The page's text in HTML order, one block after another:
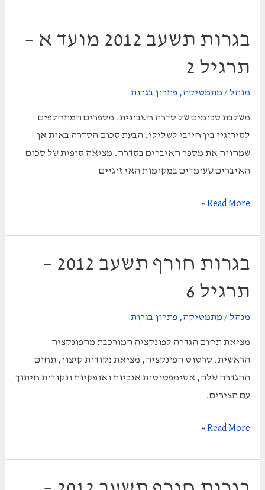
מועד
תרגיל
בגרות תשעב 2012 מועד א –
תרגיל 2
מנהל/ מתמטיקה, פתרון בגרות
משלבת סכומים של סדרה חשבונית. מספרים המתחלפים
לסירוגין בין חיובי לשלילי. הבעת סכום הסדרה באות אן
שמהווה את מספר האיברים בסדרה. מציאה סופית של סכום
האיברים שעומדים במקומות האי זוגיים
בגרות
2012
מועד
–
Read More »
בגרות חורף תשעב 2012 –
תרגיל 6
מנהל/ מתמטיקה, פתרון בגרות
מציאת תחום הגדרה לפונקציה המורכבת מהפונקציה
הראשית. סרטוט הפונקציה, מציאת נקודות קיצון, תחום
ההגדרה שלה, אסימפטוטות אנכיות ואופקיות ונקודות חיתוך
עם הצירים.
בגרות
תשעב
2012
Read More »